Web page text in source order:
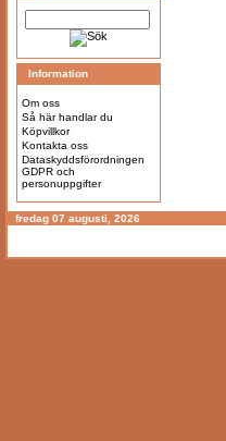
Information
Om oss
Så här handlar du
Köpvillkor
Kontakta oss
Dataskyddsförordningen
GDPR och
personuppgifter
fredag 07 augusti, 2026